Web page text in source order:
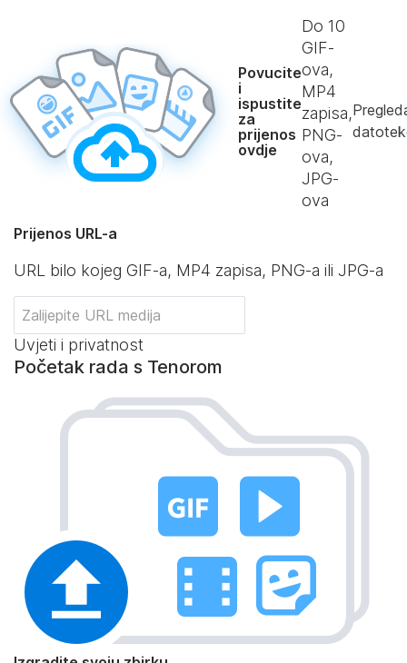
Povucite
i
ispustite
za
prijenos
ovdje
Do 10
GIF-
ova,
MP4
zapisa,
PNG-
ova,
JPG-
ova
Prijenos URL-a
URL bilo kojeg GIF-a, MP4 zapisa, PNG-a ili JPG-a
Uvjeti i privatnost
Početak rada s Tenorom